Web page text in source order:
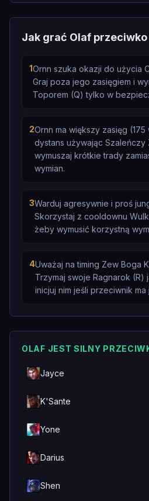
Jak grać Olaf przeciwko
1Ornn szuka okazji do użycia
Graj poza jego zasięgiem i
Toporem (Q) tylko w
2Ornn ma większy zasięg (175
dystans używając Szaleńczy
wymuszaj krótkie trady
wymian.
3Warduj agresywnie i proś
Skorzystaj z cooldownu
żeby wymusić korzystną
4Uważaj na timing Zew Boga
Trzymaj swoje Ragnarok
inicjuj nim jeśli przeciwnik ma
OLAF JEST SILNY
Jayce
K'Sante
Yone
Darius
Shen